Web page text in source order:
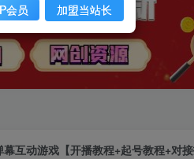
互动游戏【开播教程+起号教程+对
会员 加盟当站长